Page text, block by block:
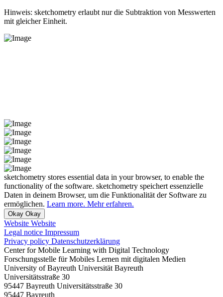
Hinweis: sketchometry erlaubt nur die Subtraktion von Messwerten
mit gleicher Einheit.
sketchometry stores essential data in your browser, to enable the
functionality of the software. sketchometry speichert essenzielle
Daten in deinem Browser, um die Funktionalität der Software zu
ermöglichen. Learn more. Mehr erfahren.
Okay Okay
Website Website
Legal notice Impressum
Privacy policy Datenschutzerklärung
Center for Mobile Learning with Digital Technology
Forschungsstelle für Mobiles Lernen mit digitalen Medien
University of Bayreuth Universität Bayreuth
Universitätsstraße 30
95447 Bayreuth Universitätsstraße 30
95447 Bayreuth